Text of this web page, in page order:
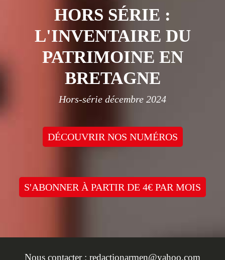
HORS SÉRIE :
L'INVENTAIRE DU
PATRIMOINE EN
BRETAGNE
Hors-série décembre 2024
DÉCOUVRIR NOS NUMÉROS
S'ABONNER À PARTIR DE 4€ PAR MOIS
Nous contacter : redactionarmen@yahoo.com